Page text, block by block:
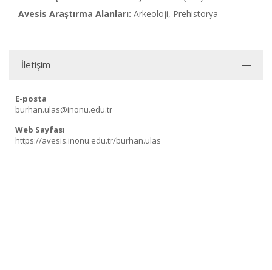
Avesis Araştırma Alanları: Arkeoloji, Prehistorya
İletişim
E-posta
burhan.ulas@inonu.edu.tr
Web Sayfası
https://avesis.inonu.edu.tr/burhan.ulas